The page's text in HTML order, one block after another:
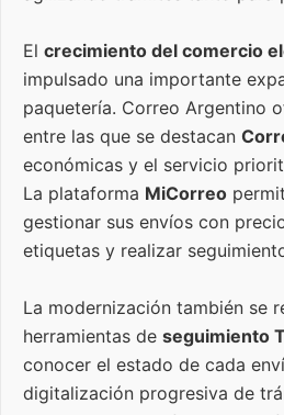
El crecimiento del comercio
impulsado una importante
paquetería. Correo Argentino
entre las que se destacan
económicas y el servicio
La plataforma MiCorreo
gestionar sus envíos con
etiquetas y realizar
La modernización también se
herramientas de seguimiento
conocer el estado de cada
digitalización progresiva de